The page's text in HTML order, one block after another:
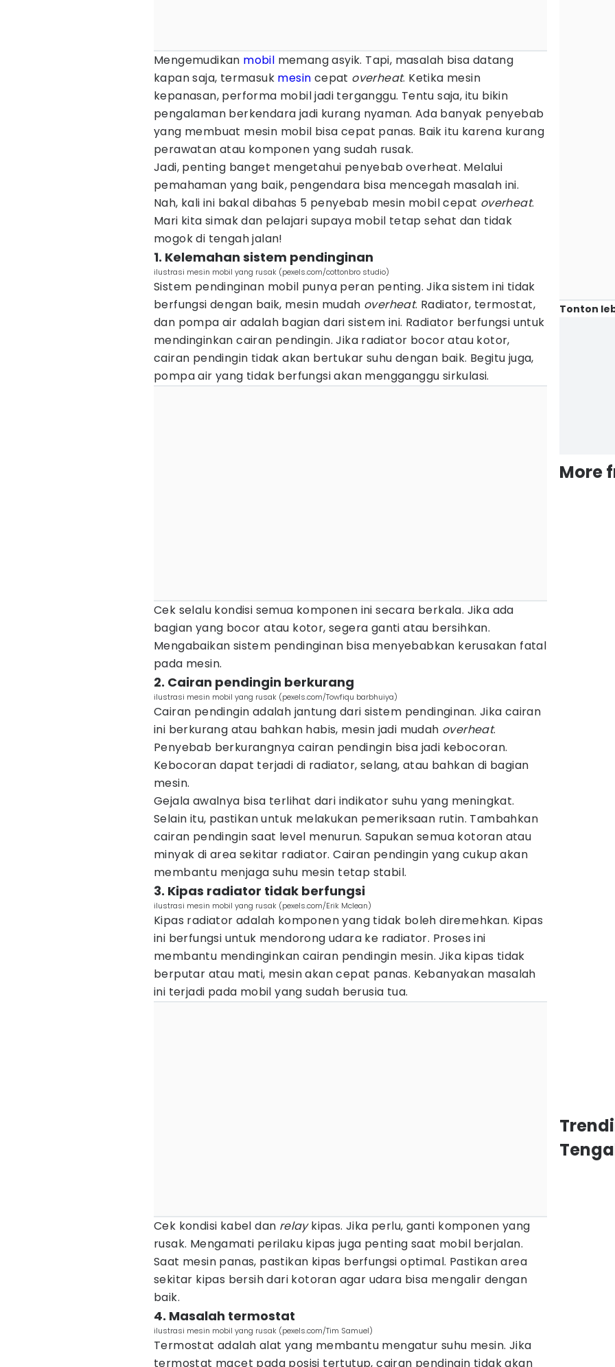
Mengemudikan mobil memang asyik. Tapi, masalah bisa datang
kapan saja, termasuk mesin cepat overheat. Ketika mesin
kepanasan, performa mobil jadi terganggu. Tentu saja, itu bikin
pengalaman berkendara jadi kurang nyaman. Ada banyak penyebab
yang membuat mesin mobil bisa cepat panas. Baik itu karena kurang
perawatan atau komponen yang sudah rusak.
Jadi, penting banget mengetahui penyebab overheat. Melalui
pemahaman yang baik, pengendara bisa mencegah masalah ini.
Nah, kali ini bakal dibahas 5 penyebab mesin mobil cepat overheat.
Mari kita simak dan pelajari supaya mobil tetap sehat dan tidak
mogok di tengah jalan!
1. Kelemahan sistem pendinginan
ilustrasi mesin mobil yang rusak (pexels.com/cottonbro studio)
Sistem pendinginan mobil punya peran penting. Jika sistem ini tidak
berfungsi dengan baik, mesin mudah overheat. Radiator, termostat,
dan pompa air adalah bagian dari sistem ini. Radiator berfungsi untuk
mendinginkan cairan pendingin. Jika radiator bocor atau kotor,
cairan pendingin tidak akan bertukar suhu dengan baik. Begitu juga,
pompa air yang tidak berfungsi akan mengganggu sirkulasi.
Cek selalu kondisi semua komponen ini secara berkala. Jika ada
bagian yang bocor atau kotor, segera ganti atau bersihkan.
Mengabaikan sistem pendinginan bisa menyebabkan kerusakan fatal
pada mesin.
2. Cairan pendingin berkurang
ilustrasi mesin mobil yang rusak (pexels.com/Towfiqu barbhuiya)
Cairan pendingin adalah jantung dari sistem pendinginan. Jika cairan
ini berkurang atau bahkan habis, mesin jadi mudah overheat.
Penyebab berkurangnya cairan pendingin bisa jadi kebocoran.
Kebocoran dapat terjadi di radiator, selang, atau bahkan di bagian
mesin.
Gejala awalnya bisa terlihat dari indikator suhu yang meningkat.
Selain itu, pastikan untuk melakukan pemeriksaan rutin. Tambahkan
cairan pendingin saat level menurun. Sapukan semua kotoran atau
minyak di area sekitar radiator. Cairan pendingin yang cukup akan
membantu menjaga suhu mesin tetap stabil.
3. Kipas radiator tidak berfungsi
ilustrasi mesin mobil yang rusak (pexels.com/Erik Mclean)
Kipas radiator adalah komponen yang tidak boleh diremehkan. Kipas
ini berfungsi untuk mendorong udara ke radiator. Proses ini
membantu mendinginkan cairan pendingin mesin. Jika kipas tidak
berputar atau mati, mesin akan cepat panas. Kebanyakan masalah
ini terjadi pada mobil yang sudah berusia tua.
Cek kondisi kabel dan relaykipas. Jika perlu, ganti komponen yang
rusak. Mengamati perilaku kipas juga penting saat mobil berjalan.
Saat mesin panas, pastikan kipas berfungsi optimal. Pastikan area
sekitar kipas bersih dari kotoran agar udara bisa mengalir dengan
baik.
4. Masalah termostat
ilustrasi mesin mobil yang rusak (pexels.com/Tim Samuel)
Termostat adalah alat yang membantu mengatur suhu mesin. Jika
termostat macet pada posisi tertutup, cairan pendingin tidak akan
Tonton
More